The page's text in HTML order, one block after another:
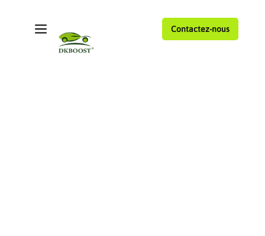
Contactez-nous